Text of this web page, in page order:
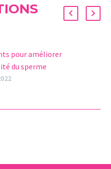
pour améliorer
du sperme
joue un rôle